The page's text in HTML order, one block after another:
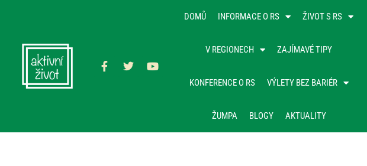
DOMŮ INFORMACE O RS ŽIVOT S RS
V REGIONECH ZAJÍMAVÉ TIPY
KONFERENCE O RS VÝLETY BEZ BARIÉR
ŽUMPA BLOGY AKTUALITY